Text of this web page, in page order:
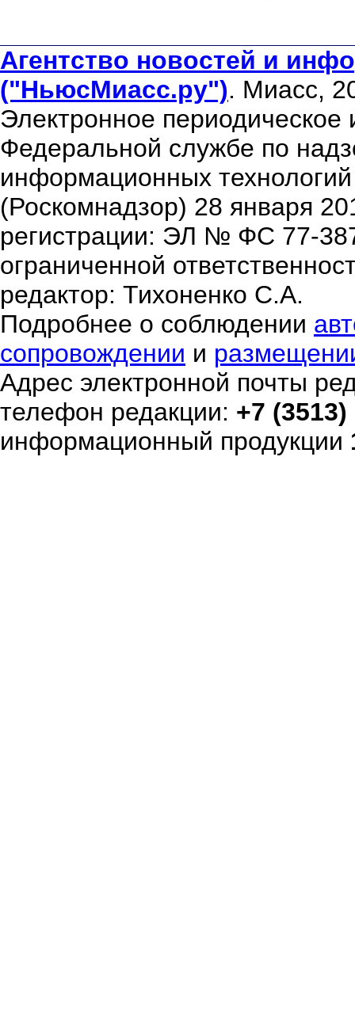
Агентство новостей и
("НьюсМиасс.ру"). Миасс,
Электронное периодическое
Федеральной службе по
информационных
(Роскомнадзор) 28 января
регистрации: ЭЛ № ФС 77-
ограниченной
редактор: Тихоненко С.А.
Подробнее о соблюдении
сопровождении и
Адрес электронной почты
телефон редакции: +7
информационный продукции